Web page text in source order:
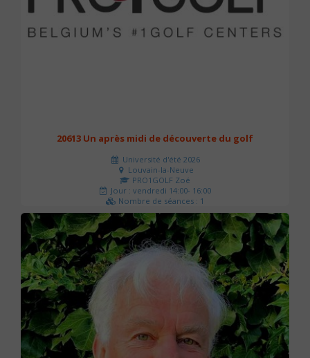
20613 Un après midi de découverte du golf
Université d'été 2026
Louvain-la-Neuve
PRO1GOLF Zoé
Jour : vendredi 14:00- 16:00
Nombre de séances : 1
45 €